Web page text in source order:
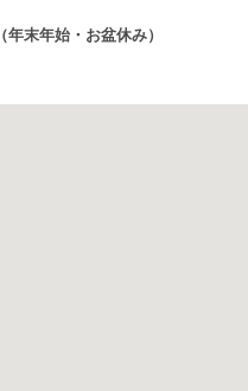
（年末年始・お盆休み）